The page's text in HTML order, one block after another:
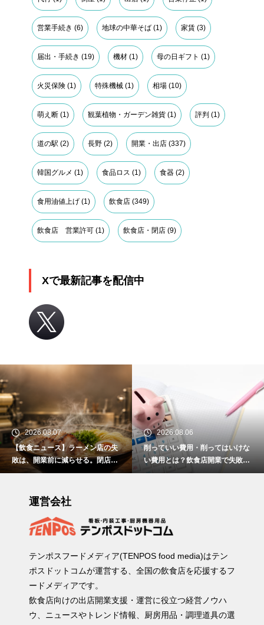
営業手続き (6) 地球の中華そば (1) 家賃 (3)
届出・手続き (19) 機材 (1) 母の日ギフト (1)
火災保険 (1) 特殊機械 (1) 相場 (10)
萌え断 (1) 観葉植物・ガーデン雑貨 (1) 評判 (1)
道の駅 (2) 長野 (2) 開業・出店 (337)
韓国グルメ (1) 食品ロス (1) 食器 (2)
食用油値上げ (1) 飲食店 (349)
飲食店 営業許可 (1) 飲食店・閉店 (9)
Xで最新記事を配信中
2026.08.07
【飲食ニュース】ラーメン店の失
敗は、開業前に減らせる。閉店を
見てきたテンポスグループが作っ
2026.08.06
削っていい費用・削ってはいけな
い費用とは？飲食店開業で失敗し
ないお金の使い方
運営会社
テンポスフードメディア(TENPOS food media)はテン
ポスドットコムが運営する、全国の飲食店を応援するフ
ードメディアです。
飲食店向けの出店開業支援・運営に役立つ経営ノウハ
ウ、ニュースやトレンド情報、厨房用品・調理道具の選